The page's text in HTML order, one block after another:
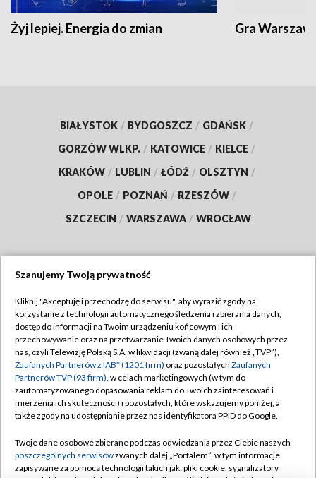
Żyj lepiej. Energia do zmian Gra
BIAŁYSTOK / BYDGOSZCZ / GDAŃSK /
GORZÓW WLKP. / KATOWICE / KIELCE /
KRAKÓW / LUBLIN / ŁÓDŹ / OLSZTYN /
OPOLE / POZNAŃ / RZESZÓW /
SZCZECIN / WARSZAWA / WROCŁAW
TVP
Abonament TVP
Emisja w TVP
Centrum informacji TVP
Naziemna Telewizja Cyfrowa
Rada Programowa
Regulamin TVP
Polityka prywatności
Moje zgody
Pomoc
Kontakt
Szanujemy Twoją prywatność
Kliknij "Akceptuję i przechodzę do serwisu", aby wyrazić zgody na
korzystanie z technologii automatycznego śledzenia i zbierania danych,
dostęp do informacji na Twoim urządzeniu końcowym i ich
przechowywanie oraz na przetwarzanie Twoich danych osobowych przez
nas, czyli Telewizję Polską S.A. w likwidacji (zwaną dalej również „TVP”),
Zaufanych Partnerów z IAB* (1201 firm) oraz pozostałych Zaufanych
Partnerów TVP (93 firm), w celach marketingowych (w tym do
zautomatyzowanego dopasowania reklam do Twoich zainteresowań i
mierzenia ich skuteczności) i pozostałych, które wskazujemy poniżej, a
także zgody na udostępnianie przez nas identyfikatora PPID do Google.
Twoje dane osobowe zbierane podczas odwiedzania przez Ciebie naszych
poszczególnych serwisówzwanych dalej „Portalem”, w tym informacje
zapisywane za pomocą technologii takich jak: pliki cookie, sygnalizatory